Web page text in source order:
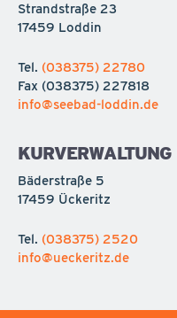
Strandstraße 23
17459 Loddin
Tel. (038375) 22780
Fax (038375) 227818
info@seebad-loddin.de
Bäderstraße 5
17459 Ückeritz
Tel. (038375) 2520
info@ueckeritz.de